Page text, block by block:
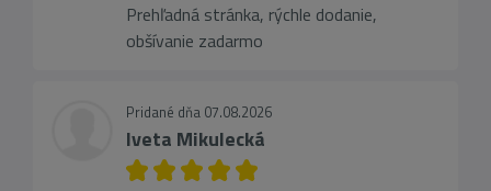
Prehľadná stránka, rýchle dodanie,
obšívanie zadarmo
Pridané dňa 07.08.2026
Iveta Mikulecká